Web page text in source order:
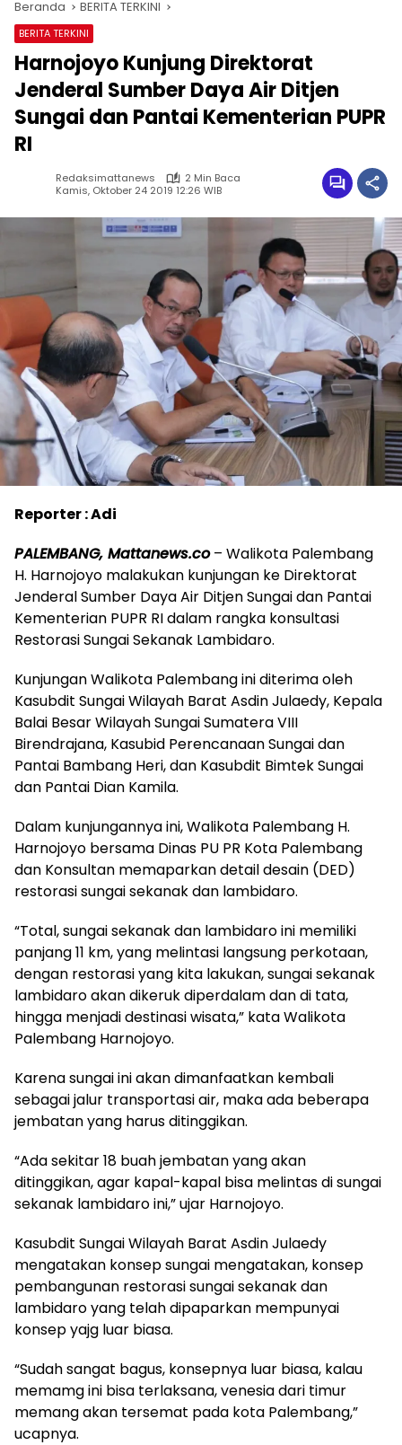
Beranda BERITA TERKINI
BERITA TERKINI
Harnojoyo Kunjung Direktorat
Jenderal Sumber Daya Air Ditjen
Sungai dan Pantai Kementerian PUPR
RI
Redaksimattanews
2 Min Baca
Kamis, Oktober 24 2019 12:26 WIB
Reporter : Adi
PALEMBANG, Mattanews.co– Walikota Palembang
H. Harnojoyo malakukan kunjungan ke Direktorat
Jenderal Sumber Daya Air Ditjen Sungai dan Pantai
Kementerian PUPR RI dalam rangka konsultasi
Restorasi Sungai Sekanak Lambidaro.
Kunjungan Walikota Palembang ini diterima oleh
Kasubdit Sungai Wilayah Barat Asdin Julaedy, Kepala
Balai Besar Wilayah Sungai Sumatera VIII
Birendrajana, Kasubid Perencanaan Sungai dan
Pantai Bambang Heri, dan Kasubdit Bimtek Sungai
dan Pantai Dian Kamila.
Dalam kunjungannya ini, Walikota Palembang H.
Harnojoyo bersama Dinas PU PR Kota Palembang
dan Konsultan memaparkan detail desain (DED)
restorasi sungai sekanak dan lambidaro.
“Total, sungai sekanak dan lambidaro ini memiliki
panjang 11 km, yang melintasi langsung perkotaan,
dengan restorasi yang kita lakukan, sungai sekanak
lambidaro akan dikeruk diperdalam dan di tata,
hingga menjadi destinasi wisata,” kata Walikota
Palembang Harnojoyo.
Karena sungai ini akan dimanfaatkan kembali
sebagai jalur transportasi air, maka ada beberapa
jembatan yang harus ditinggikan.
“Ada sekitar 18 buah jembatan yang akan
ditinggikan, agar kapal-kapal bisa melintas di sungai
sekanak lambidaro ini,” ujar Harnojoyo.
Kasubdit Sungai Wilayah Barat Asdin Julaedy
mengatakan konsep sungai mengatakan, konsep
pembangunan restorasi sungai sekanak dan
lambidaro yang telah dipaparkan mempunyai
konsep yajg luar biasa.
“Sudah sangat bagus, konsepnya luar biasa, kalau
memamg ini bisa terlaksana, venesia dari timur
memang akan tersemat pada kota Palembang,”
ucapnya.